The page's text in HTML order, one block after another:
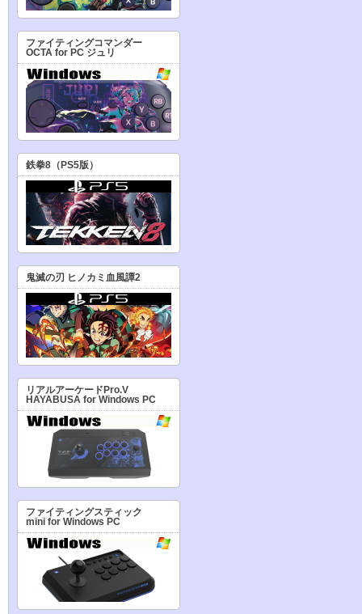
ファイティングコマンダー
OCTA for PC ジュリ
鉄拳8（PS5版）
鬼滅の刃 ヒノカミ血風譚2
リアルアーケードPro.V
HAYABUSA for Windows PC
ファイティングスティック
mini for Windows PC